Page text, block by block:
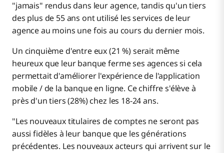
"jamais" rendus dans leur agence, tandis qu'un tiers
des plus de 55 ans ont utilisé les services de leur
agence au moins une fois au cours du dernier mois.
Un cinquième d'entre eux (21 %) serait même
heureux que leur banque ferme ses agences si cela
permettait d'améliorer l'expérience de l'application
mobile / de la banque en ligne. Ce chiffre s'élève à
près d'un tiers (28%) chez les 18-24 ans.
"Les nouveaux titulaires de comptes ne seront pas
aussi fidèles à leur banque que les générations
précédentes. Les nouveaux acteurs qui arrivent sur le